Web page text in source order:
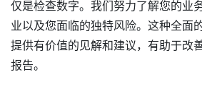
仅是检查数字。我们努力了解您的业
业以及您面临的独特风险。这种全面
提供有价值的见解和建议，有助于改
报告。